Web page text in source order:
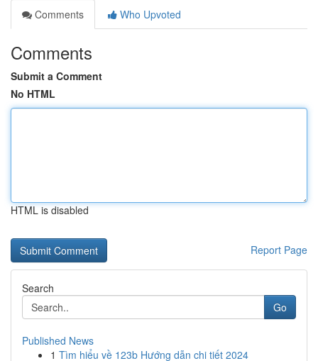
Comments
Who Upvoted
Comments
Submit a Comment
No HTML
HTML is disabled
Report Page
Search
Go
Published News
1 Tìm hiểu về 123b Hướng dẫn chi tiết 2024